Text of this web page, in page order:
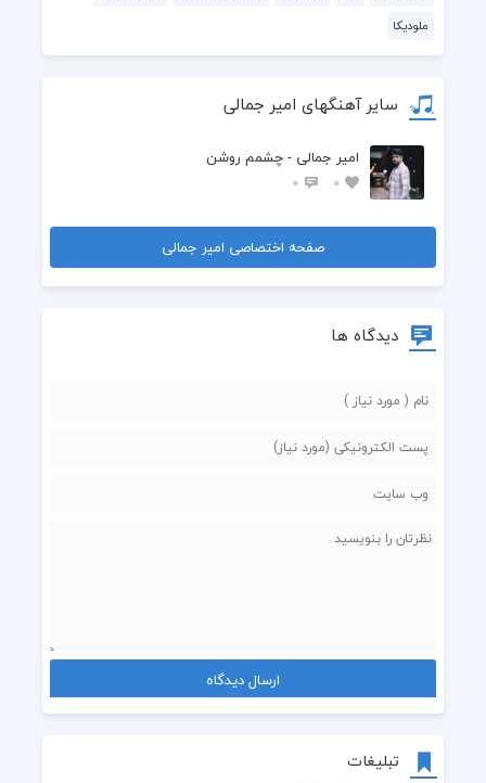
تبلیغات
ملودیکا
سایر آهنگهای امیر جمالی
امیر جمالی - چشمم روشن
0
0
صفحه اختصاصی امیر جمالی
دیدگاه ها